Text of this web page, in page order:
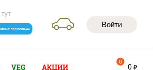
Войти
VEG АКЦИИ 0 руб
0